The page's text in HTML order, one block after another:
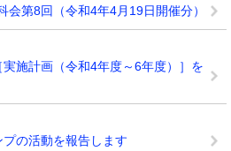
会第8回（令和4年4月19日開催分）
施計画（令和4年度～6年度）］を
の活動を報告します